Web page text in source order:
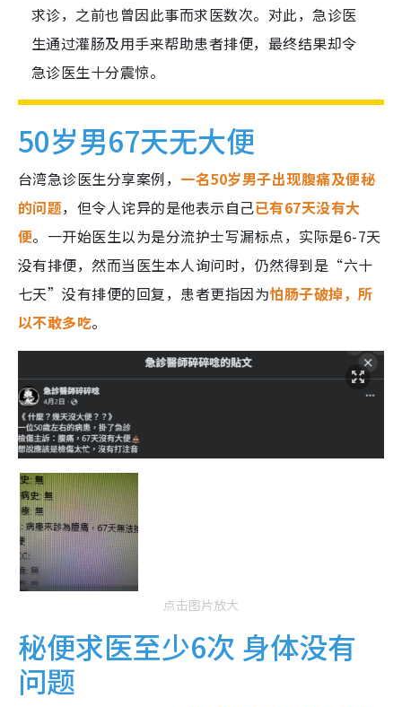
求诊，之前也曾因此事而求医数次。对此，急诊医
生通过灌肠及用手来帮助患者排便，最终结果却令
急诊医生十分震惊。
50岁男67天无大便
台湾急诊医生分享案例， 一名50岁男子出现腹痛及便秘
的问题，但令人诧异的是他表示自己已有67天没有大
便。一开始医生以为是分流护士写漏标点，实际是6-7天
没有排便，然而当医生本人询问时，仍然得到是“六十
七天”没有排便的回复，患者更指因为怕肠子破掉，所
以不敢多吃。
点击图片放大
秘便求医至少6次 身体没有
问题